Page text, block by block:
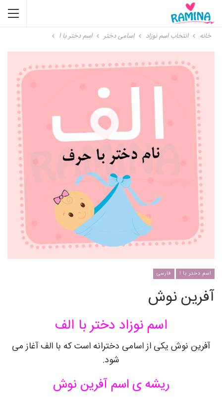
خانه انتخاب اسم نوزاد اسامی دختر اسم دختر با ا
اسم دختر با ا فارسی
آفرین نوش
اسم نوزاد دختر با الف
آفرین نوش یکی از اسامی دخترانه است که با الف آغاز می
شود.
ریشه ی اسم آفرین نوش